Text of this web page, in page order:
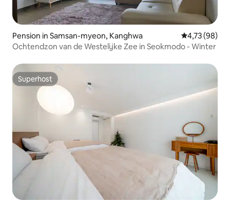
Pension in Samsan-myeon, Kanghwa Gemiddelde
4,73 (98)
Ochtendzon van de Westelijke Zee in Seokmodo - Winter
Superhost
Superhost